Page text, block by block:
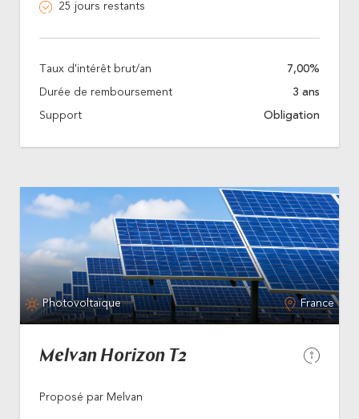
25 jours restants
Taux d'intérêt brut/an 7,00%
Durée de remboursement 3 ans
Support Obligation
Photovoltaïque France
Melvan Horizon T2
Proposé par Melvan